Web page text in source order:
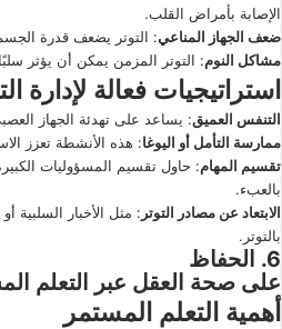
الإصابة بأمراض القلب.
ضعف الجهاز المناعي: التوتر يضعف قدرة
مشاكل النوم: التوتر المزمن يمكن أن يؤثر
استراتيجيات فعالة لإدارة
التنفس العميق: يساعد على تهدئة الجهاز
ممارسة التأمل أو اليوغا: هذه الأنشطة تعزز
تقسيم المهام: حاول تقسيم المسؤوليات
بالعبء.
الابتعاد عن مصادر التوتر : مثل الأخبار
بالتوتر.
6. الحفاظ
على صحة العقل عبر التعلم
أهمية التعلم المستمر